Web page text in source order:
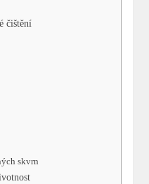
čištění
skvrn